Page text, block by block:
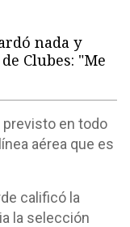
nada y
Clubes: "Me
previsto en todo
aérea que es
calificó la
la selección